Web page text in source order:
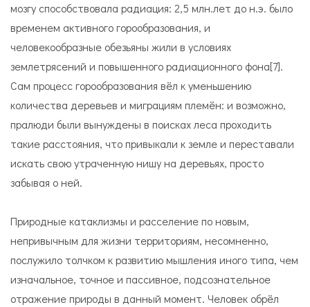
мозгу способствовала радиация: 2,5 млн.лет до н.э. было
временем активного горообразования, и
человекообразные обезьяны жили в условиях
землетрясений и повышенного радиационного фона[7].
Сам процесс горообразования вёл к уменьшению
количества деревьев и миграциям племён: и возможно,
пралюди были вынуждены в поисках леса проходить
такие расстояния, что привыкали к земле и переставали
искать свою утраченную нишу на деревьях, просто
забывая о ней.
Природные катаклизмы и расселение по новым,
непривычным для жизни территориям, несомненно,
послужило толчком к развитию мышления иного типа, чем
изначальное, точное и пассивное, подсознательное
отражение природы в данный момент. Человек обрёл